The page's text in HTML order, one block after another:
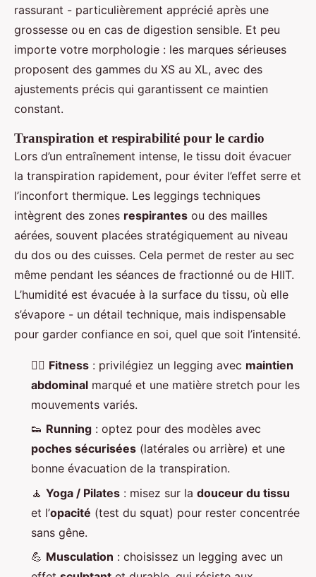
rassurant - particulièrement apprécié après une
grossesse ou en cas de digestion sensible. Et peu
importe votre morphologie : les marques sérieuses
proposent des gammes du XS au XL, avec des
ajustements précis qui garantissent ce maintien
constant.
Transpiration et respirabilité pour le cardio
Lors d’un entraînement intense, le tissu doit évacuer
la transpiration rapidement, pour éviter l’effet serre et
l’inconfort thermique. Les leggings techniques
intègrent des zones respirantes ou des mailles
aérées, souvent placées stratégiquement au niveau
du dos ou des cuisses. Cela permet de rester au sec
même pendant les séances de fractionné ou de HIIT.
L’humidité est évacuée à la surface du tissu, où elle
s’évapore - un détail technique, mais indispensable
pour garder confiance en soi, quel que soit l’intensité.
🏋️‍♀️ Fitness : privilégiez un legging avec maintien
abdominal marqué et une matière stretch pour les
mouvements variés.
👟 Running : optez pour des modèles avec
poches sécurisées (latérales ou arrière) et une
bonne évacuation de la transpiration.
🧘 Yoga / Pilates : misez sur la douceur du tissu
et l’opacité (test du squat) pour rester concentrée
sans gêne.
💪 Musculation : choisissez un legging avec un